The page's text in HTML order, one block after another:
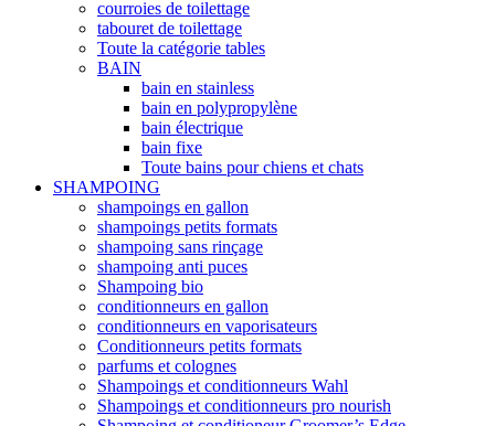
courroies de toilettage
tabouret de toilettage
Toute la catégorie tables
BAIN
bain en stainless
bain en polypropylène
bain électrique
bain fixe
Toute bains pour chiens et chats
SHAMPOING
shampoings en gallon
shampoings petits formats
shampoing sans rinçage
shampoing anti puces
Shampoing bio
conditionneurs en gallon
conditionneurs en vaporisateurs
Conditionneurs petits formats
parfums et colognes
Shampoings et conditionneurs Wahl
Shampoings et conditionneurs pro nourish